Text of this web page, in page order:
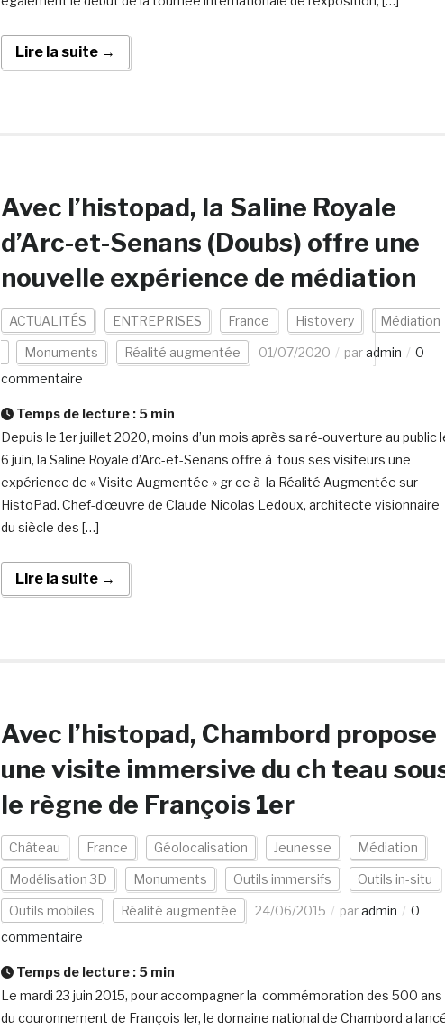
Lire la suite →
Avec l’histopad, la Saline Royale
d’Arc-et-Senans (Doubs) offre une
nouvelle expérience de médiation
ACTUALITÉS ENTREPRISES France Histovery Médiation
Monuments Réalité augmentée 01/07/2020 paradmin
0
commentaire
Temps de lecture : 5 min
Depuis le 1er juillet 2020, moins d’un mois après sa ré-ouverture au public
6 juin, la Saline Royale d’Arc-et-Senans offre à tous ses visiteurs une
expérience de « Visite Augmentée » gr ce à la Réalité Augmentée sur
HistoPad. Chef-d’œuvre de Claude Nicolas Ledoux, architecte visionnaire
du siècle des […]
Lire la suite →
Avec l’histopad, Chambord propose
une visite immersive du ch teau
le règne de François 1er
Château France Géolocalisation Jeunesse Médiation
Modélisation 3D Monuments Outils immersifs Outils in-situ
Outils mobiles Réalité augmentée 24/06/2015 paradmin
0
commentaire
Temps de lecture : 5 min
Le mardi 23 juin 2015, pour accompagner la commémoration des 500 ans
du couronnement de François Ier, le domaine national de Chambord a